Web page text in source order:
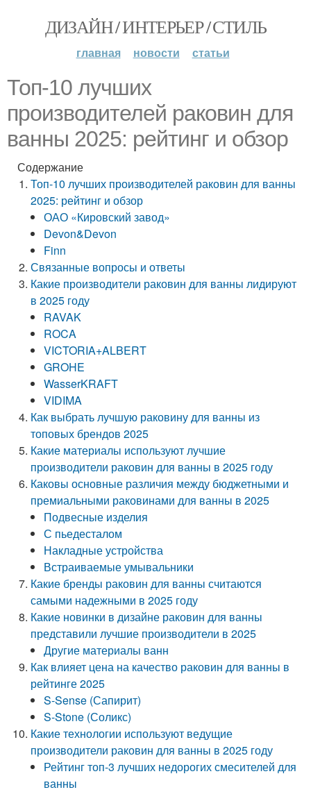
ДИЗАЙН / ИНТЕРЬЕР / СТИЛЬ
главная новости статьи
Топ-10 лучших
производителей раковин для
ванны 2025: рейтинг и обзор
Содержание
Топ-10 лучших производителей раковин для ванны
2025: рейтинг и обзор
ОАО «Кировский завод»
Devon&Devon
Finn
Связанные вопросы и ответы
Какие производители раковин для ванны лидируют
в 2025 году
RAVAK
ROCA
VICTORIA+ALBERT
GROHE
WasserKRAFT
VIDIMA
Как выбрать лучшую раковину для ванны из
топовых брендов 2025
Какие материалы используют лучшие
производители раковин для ванны в 2025 году
Каковы основные различия между бюджетными и
премиальными раковинами для ванны в 2025
Подвесные изделия
С пьедесталом
Накладные устройства
Встраиваемые умывальники
Какие бренды раковин для ванны считаются
самыми надежными в 2025 году
Какие новинки в дизайне раковин для ванны
представили лучшие производители в 2025
Другие материалы ванн
Как влияет цена на качество раковин для ванны в
рейтинге 2025
S-Sense (Сапирит)
S-Stone (Соликс)
Какие технологии используют ведущие
производители раковин для ванны в 2025 году
Рейтинг топ-3 лучших недорогих смесителей для
ванны